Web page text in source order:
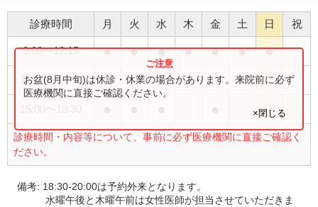
診療時間 月 火 水 木 金 土 日 祝
9:00〜12:15 ● ● ● ● ● ● ●
14:00〜17:00 ●
診療時間・内容等について、事前に必ず医療機関に直接ご確認く
ださい。
お盆(8月中旬)は休診・休業の場合があります。来院前に必ず
医療機関に直接ご確認ください。
×閉じる
備考: 18:30-20:00は予約外来となります。
水曜午後と木曜午前は女性医師が担当させていただきま